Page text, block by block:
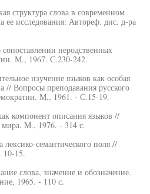
структура слова в современном
ее исследования: Автореф. дис. д-ра
неродственных
М., 1967. С.230-242.
изучение языков как особая
// Вопросы преподавания русского
М., 1961. - С.15-19.
компонент описания языков //
М., 1976. - 314 с.
семантического поля //
15.
слова, значение и обозначение.
1965. - 110 с.